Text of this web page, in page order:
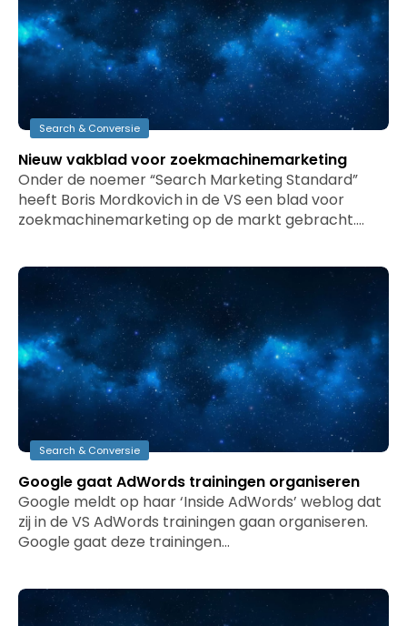
Search & Conversie
Nieuw vakblad voor zoekmachinemarketing
Onder de noemer “Search Marketing Standard”
heeft Boris Mordkovich in de VS een blad voor
zoekmachinemarketing op de markt gebracht.…
Search & Conversie
Google gaat AdWords trainingen organiseren
Google meldt op haar ‘Inside AdWords’ weblog dat
zij in de VS AdWords trainingen gaan organiseren.
Google gaat deze trainingen…